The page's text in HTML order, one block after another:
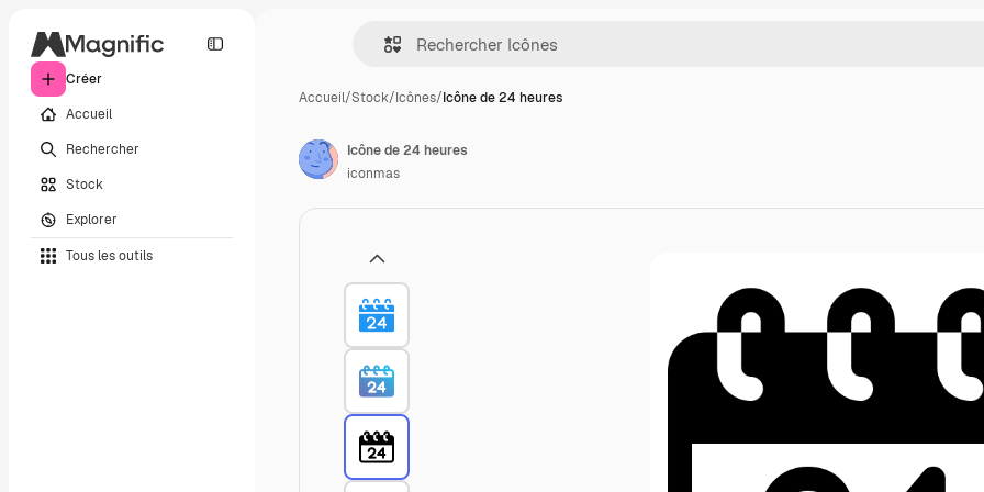
Créer
Accueil
Rechercher
Stock
Explorer
Tous les outils
Accueil/Stock/Icônes/Icône de 24 heures
Icône de 24 heures
iconmas